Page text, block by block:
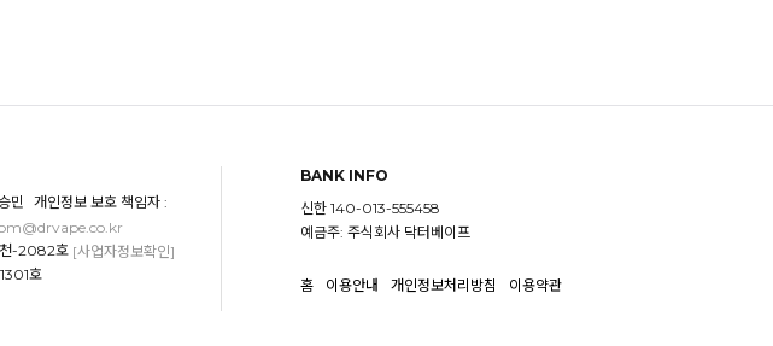
민 개인정보 보호 책임자 :
천-2082호 [사업자정보확인]
호
BANK INFO
신한 140-013-555458
예금주: 주식회사 닥터베이프
홈 이용안내 개인정보처리방침 이용약관